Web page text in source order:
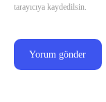
tarayıcıya kaydedilsin.